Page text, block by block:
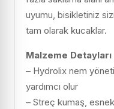
uyumu, bisikletiniz
tam olarak kucaklar.
Malzeme Detayları
– Hydrolix nem
yardımcı olur
– Streç kumaş,